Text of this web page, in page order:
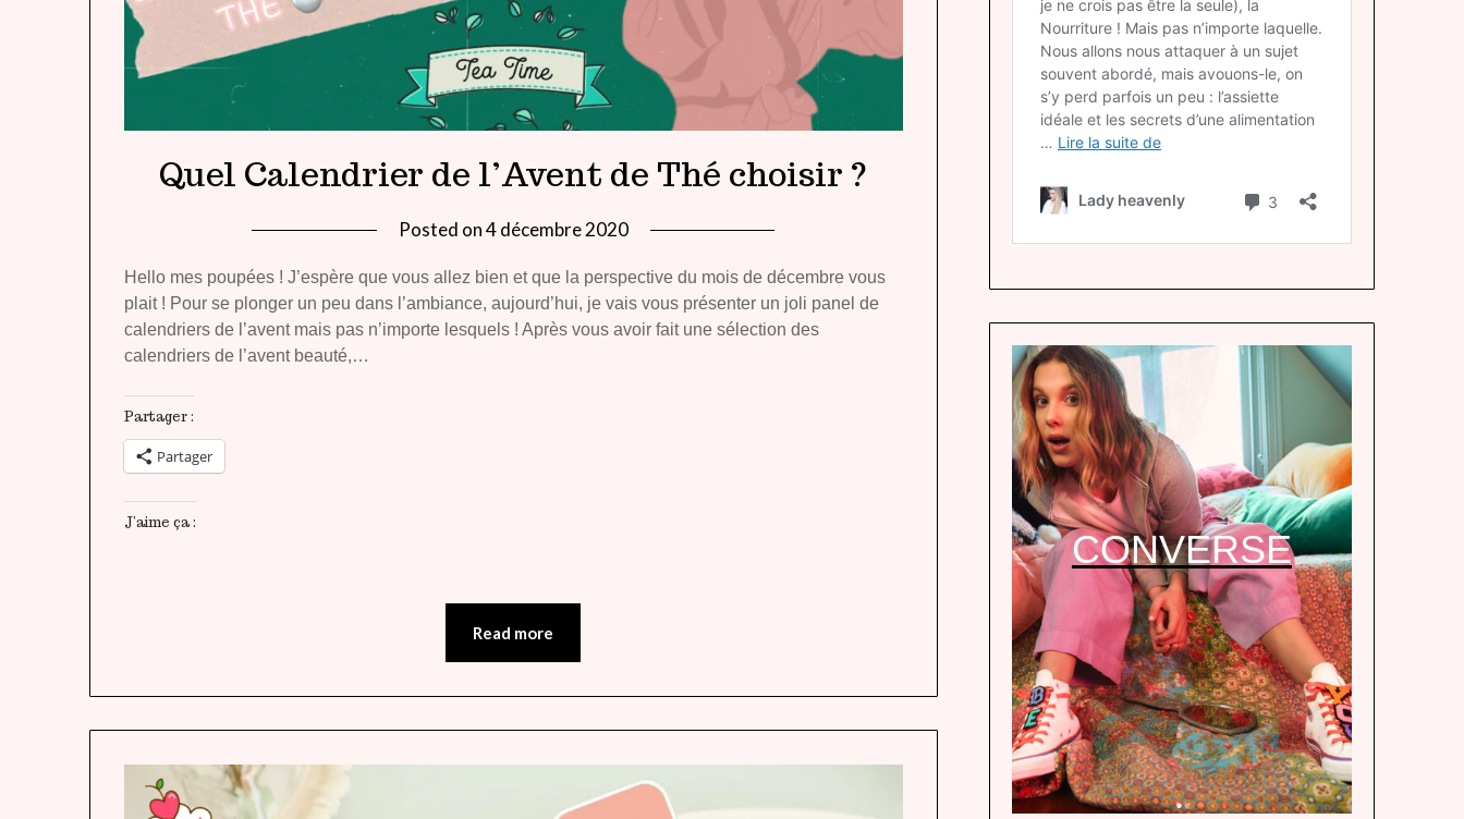
Quel Calendrier de l’Avent de Thé choisir ?
Posted on4 décembre 2020by
heavenly
Hello mes poupées ! J’espère que vous allez bien et que la perspective du mois de décembre vous
plait ! Pour se plonger un peu dans l’ambiance, aujourd’hui, je vais vous présenter un joli panel de
calendriers de l’avent mais pas n’importe lesquels ! Après vous avoir fait une sélection des
calendriers de l’avent beauté,…
Partager :
Partager
J’aime ça :
Read more
CONVERSE